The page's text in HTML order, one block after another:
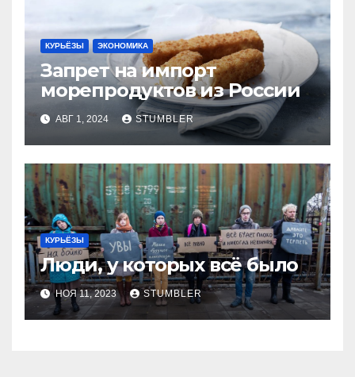
КУРЬЁЗЫ ЭКОНОМИКА
Запрет на импорт
морепродуктов из России
АВГ 1, 2024 STUMBLER
КУРЬЁЗЫ
Люди, у которых всё было
НОЯ 11, 2023 STUMBLER